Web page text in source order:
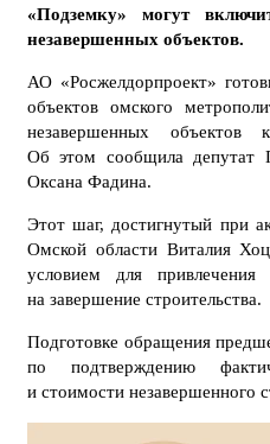
«Подземку» могут
незавершенных объектов.
АО «Росжелдорпроект»
объектов омского
незавершенных объектов
Об этом сообщила депутат
Оксана Фадина.
Этот шаг, достигнутый при
Омской области Виталия
условием для привлечения
на завершение строительства.
Подготовке обращения
по подтверждению
и стоимости незавершенного